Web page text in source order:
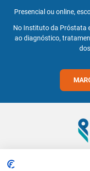
Presencial ou online,
No Instituto da Próstata
ao diagnóstico,